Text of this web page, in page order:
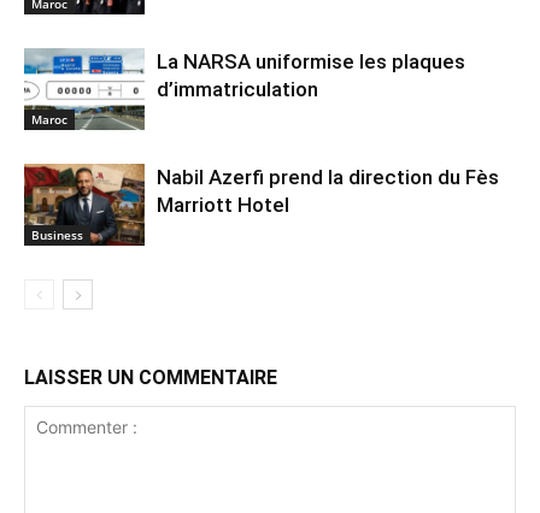
Maroc
Maroc
La NARSA uniformise les plaques
d’immatriculation
Business
Nabil Azerfi prend la direction du Fès
Marriott Hotel
LAISSER UN COMMENTAIRE